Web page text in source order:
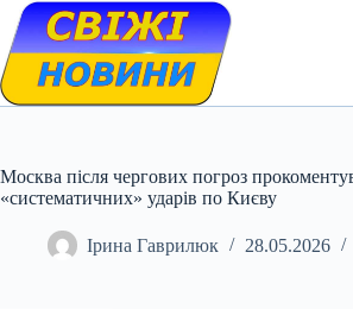
Skip
content
Москва після чергових погроз
«систематичних» ударів по Києву
Ірина Гаврилюк 28.05.2026